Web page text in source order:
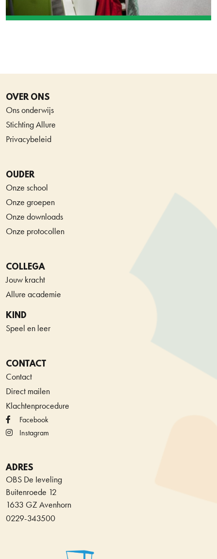
OVER ONS
Ons onderwijs
Stichting Allure
Privacybeleid
OUDER
Onze school
Onze groepen
Onze downloads
Onze protocollen
COLLEGA
Jouw kracht
Allure academie
KIND
Speel en leer
CONTACT
Contact
Direct mailen
Klachtenprocedure
Facebook
Instagram
ADRES
OBS De Ieveling
Buitenroede 12
1633 GZ Avenhorn
0229-343500